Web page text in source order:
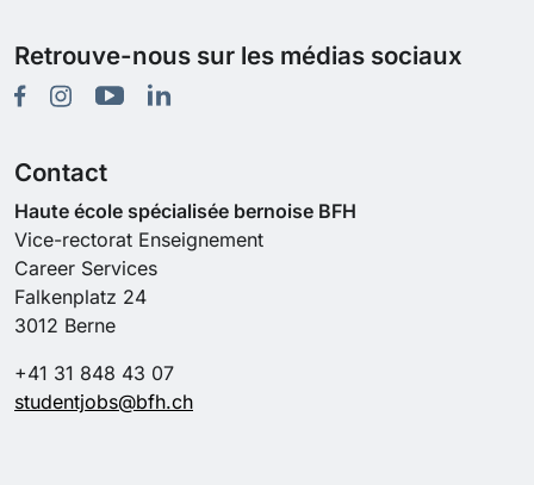
Retrouve-nous sur les médias sociaux
Contact
Haute école spécialisée bernoise BFH
Vice-rectorat Enseignement
Career Services
Falkenplatz 24
3012 Berne
+41 31 848 43 07
studentjobs@bfh.ch